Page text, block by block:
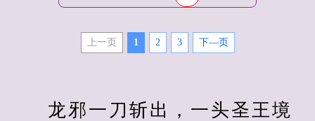
上一页 1 2 3 下—页
龙邪一刀斩出，一头圣王境